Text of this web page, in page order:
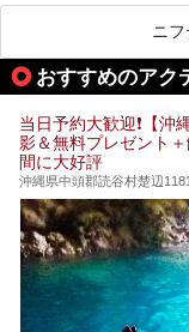
特徴で
共同浴
共同湯
は“共同
今回は地
した中
めぐり
ニ
おすすめのアク
当日予約大歓迎❗【
影＆無料プレゼント
間に大好評
沖縄県中頭郡読谷村楚辺